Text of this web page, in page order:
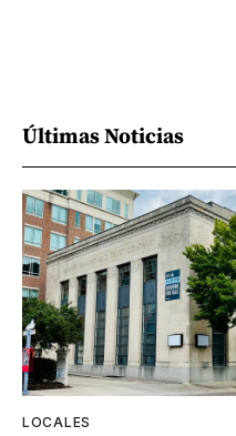
Últimas Noticias
LOCALES